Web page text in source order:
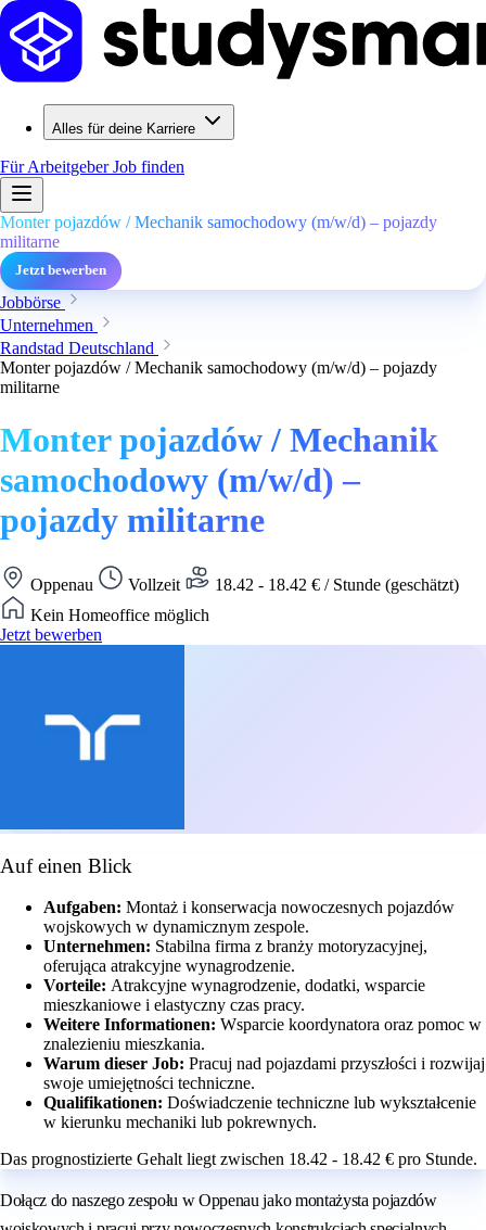
Alles für deine Karriere
Für ArbeitgeberJob finden
Monter pojazdów / Mechanik samochodowy (m/w/d) – pojazdy
militarne
Jetzt bewerben
Jobbörse
Unternehmen
Randstad Deutschland
Monter pojazdów / Mechanik samochodowy (m/w/d) – pojazdy
militarne
Monter pojazdów / Mechanik
samochodowy (m/w/d) –
pojazdy militarne
Oppenau Vollzeit
18.42 - 18.42 € / Stunde (geschätzt)
Kein Homeoffice möglich
Jetzt bewerben
Auf einen Blick
Aufgaben: Montaż i konserwacja nowoczesnych pojazdów
wojskowych w dynamicznym zespole.
Unternehmen: Stabilna firma z branży motoryzacyjnej,
oferująca atrakcyjne wynagrodzenie.
Vorteile: Atrakcyjne wynagrodzenie, dodatki, wsparcie
mieszkaniowe i elastyczny czas pracy.
Weitere Informationen: Wsparcie koordynatora oraz pomoc w
znalezieniu mieszkania.
Warum dieser Job: Pracuj nad pojazdami przyszłości i rozwijaj
swoje umiejętności techniczne.
Qualifikationen: Doświadczenie techniczne lub wykształcenie
w kierunku mechaniki lub pokrewnych.
Das prognostizierte Gehalt liegt zwischen 18.42 - 18.42 € pro Stunde.
Dołącz do naszego zespołu w Oppenau jako montażysta pojazdów